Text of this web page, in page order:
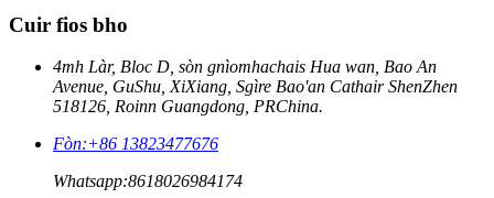
Cuir fios bho
4mh Làr, Bloc D, sòn gnìomhachais Hua wan, Bao An
Avenue, GuShu, XiXiang, Sgìre Bao'an Cathair ShenZhen
518126, Roinn Guangdong, PRChina.
Fòn:+86 13823477676
Whatsapp:8618026984174